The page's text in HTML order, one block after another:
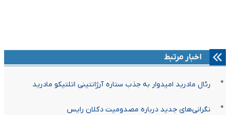
اخبار مرتبط
رئال مادرید امیدوار به جذب ستاره آرژانتینی اتلتیکو مادرید
نگرانی‌های جدید درباره مصدومیت دکلان رایس